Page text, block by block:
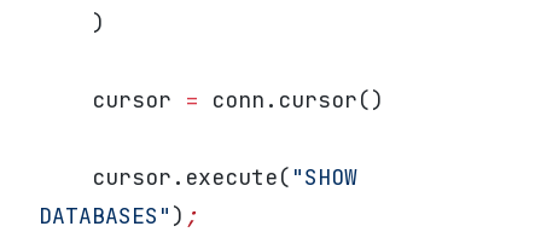
    )
    cursor
= conn.cursor()
    cursor.execute(
"SHOW
DATABASES" ) ;